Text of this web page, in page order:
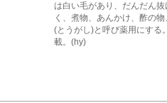
は白い毛があり、だんだん
く、煮物、あんかけ、酢の
(とうがし)と呼び薬用にする
載。(hy)